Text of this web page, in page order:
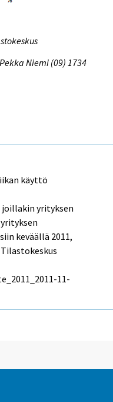
Niemi (09) 1734
käyttö
joillakin yrityksen
keväällä 2011,
11-